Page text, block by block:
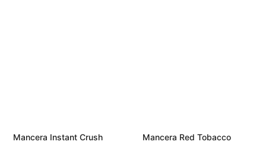
Mancera Instant Crush Mancera Red Tobacco